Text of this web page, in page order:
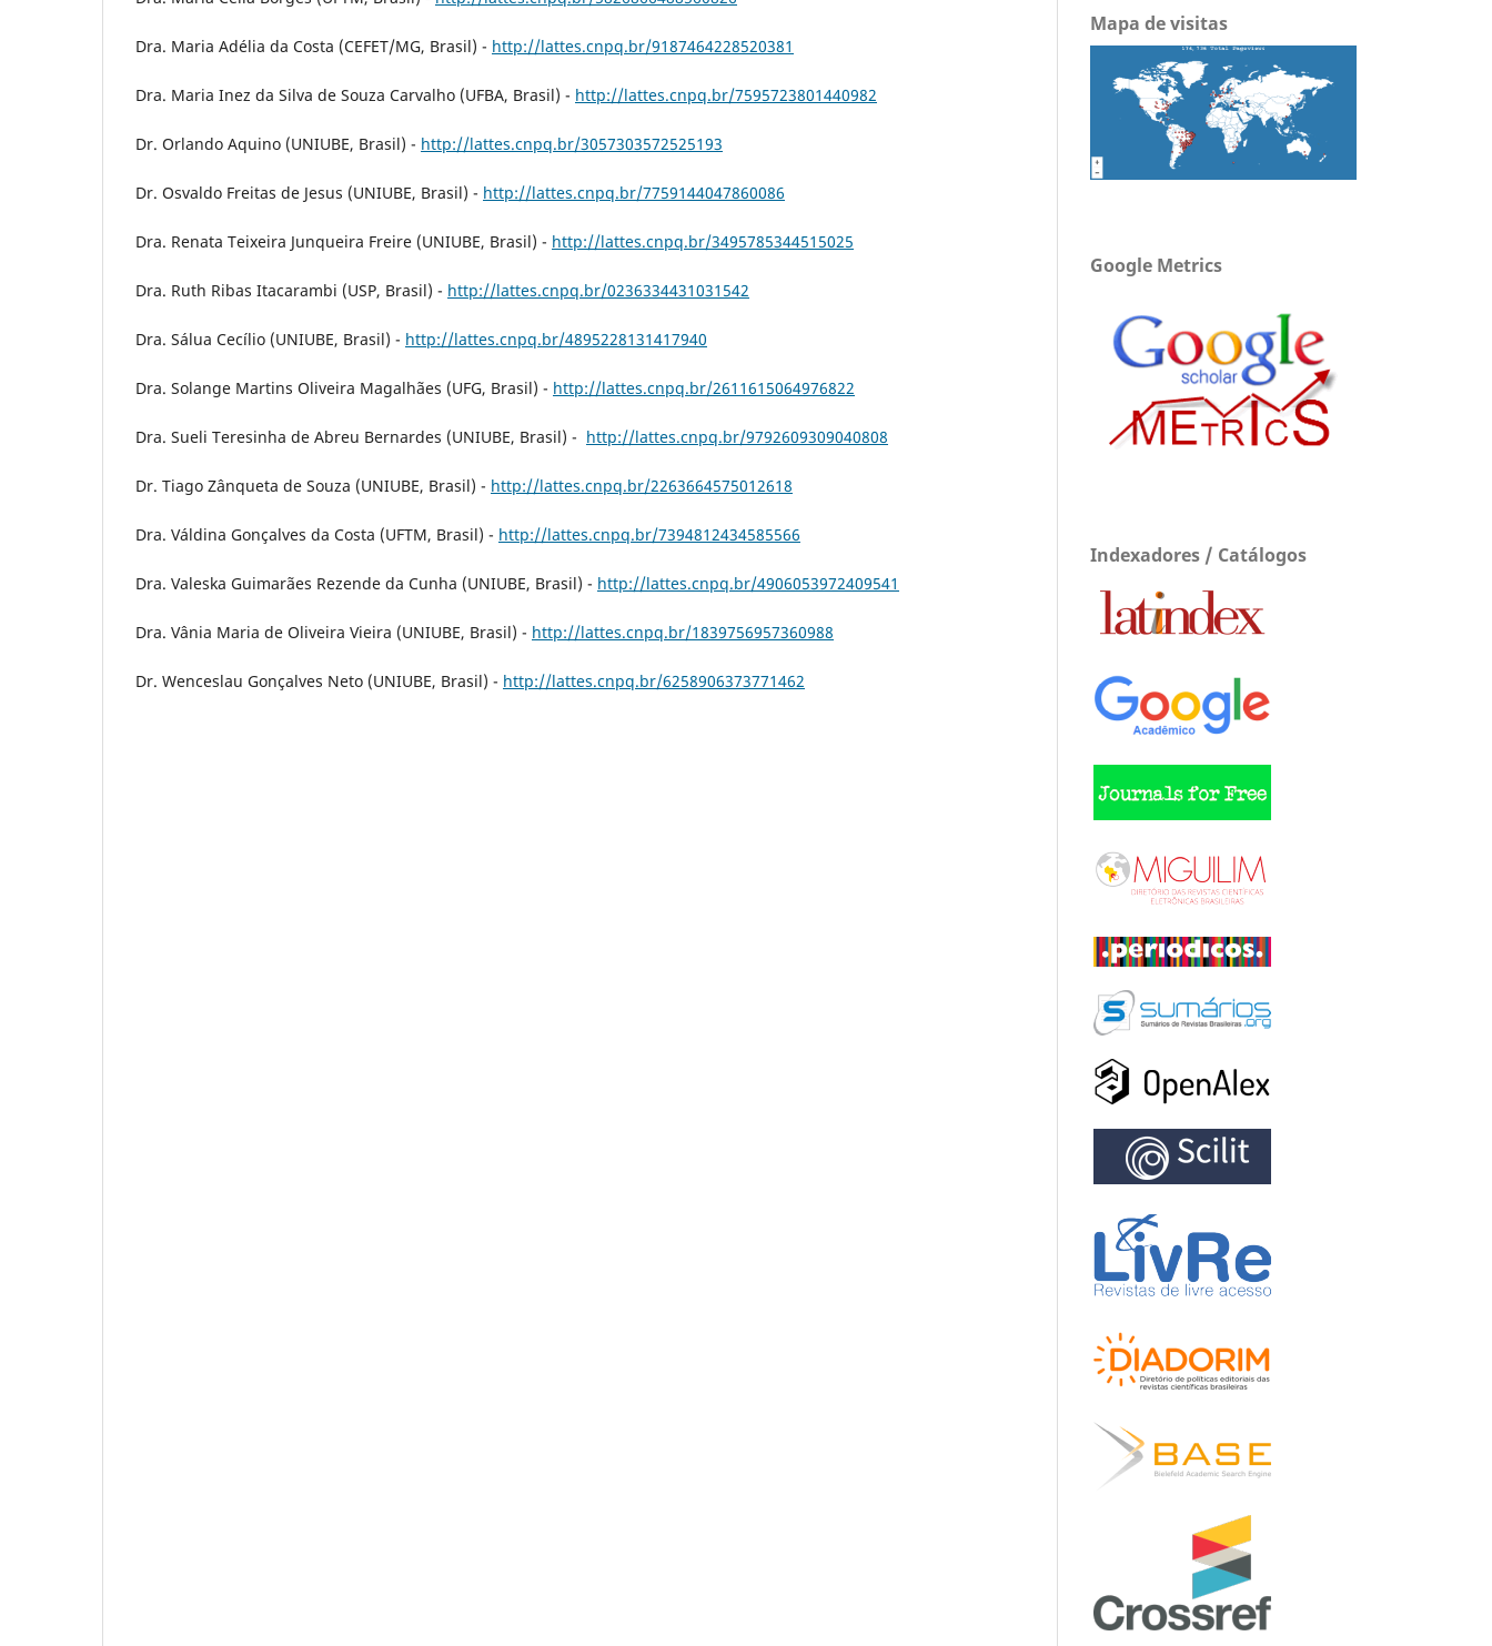
Dra. Maria Adélia da Costa (CEFET/MG, Brasil) - http://lattes.cnpq.br/9187464228520381
Dra. Maria Inez da Silva de Souza Carvalho (UFBA, Brasil) - http://lattes.cnpq.br/7595723801440982
Dr. Orlando Aquino (UNIUBE, Brasil) - http://lattes.cnpq.br/3057303572525193
Dr. Osvaldo Freitas de Jesus (UNIUBE, Brasil) - http://lattes.cnpq.br/7759144047860086
Dra. Renata Teixeira Junqueira Freire (UNIUBE, Brasil) - http://lattes.cnpq.br/3495785344515025
Dra. Ruth Ribas Itacarambi (USP, Brasil) - http://lattes.cnpq.br/0236334431031542
Dra. Sálua Cecílio (UNIUBE, Brasil) - http://lattes.cnpq.br/4895228131417940
Dra. Solange Martins Oliveira Magalhães (UFG, Brasil) - http://lattes.cnpq.br/2611615064976822
Dra. Sueli Teresinha de Abreu Bernardes (UNIUBE, Brasil) - http://lattes.cnpq.br/9792609309040808
Dr. Tiago Zânqueta de Souza (UNIUBE, Brasil) - http://lattes.cnpq.br/2263664575012618
Dra. Váldina Gonçalves da Costa (UFTM, Brasil) - http://lattes.cnpq.br/7394812434585566
Dra. Valeska Guimarães Rezende da Cunha (UNIUBE, Brasil) - http://lattes.cnpq.br/4906053972409541
Dra. Vânia Maria de Oliveira Vieira (UNIUBE, Brasil) - http://lattes.cnpq.br/1839756957360988
Dr. Wenceslau Gonçalves Neto (UNIUBE, Brasil) - http://lattes.cnpq.br/6258906373771462
Mapa de visitas
Google Metrics
Indexadores / Catálogos